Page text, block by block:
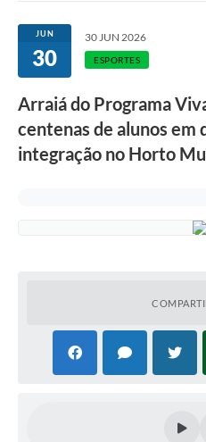
JUN
30
30 JUN 2026
ESPORTES
Arraiá do Programa
centenas de alunos em
integração no Horto